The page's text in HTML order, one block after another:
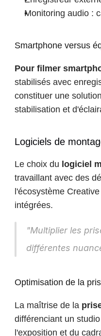
Monitoring audio :
Smartphone versus
Pour filmer
stabilisés avec
constituer une
stabilisation et
Logiciels de
Le choix du logiciel
travaillant avec des
l'écosystème
intégrées.
"Multiplier les
différentes
Optimisation de la
La maîtrise de la
différenciant un
l'exposition et du